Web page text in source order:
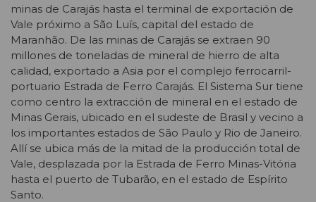
minas de Carajás hasta el terminal de exportación de
Vale próximo a São Luís, capital del estado de
Maranhão. De las minas de Carajás se extraen 90
millones de toneladas de mineral de hierro de alta
calidad, exportado a Asia por el complejo ferrocarril-
portuario Estrada de Ferro Carajás. El Sistema Sur tiene
como centro la extracción de mineral en el estado de
Minas Gerais, ubicado en el sudeste de Brasil y vecino a
los importantes estados de São Paulo y Rio de Janeiro.
Allí se ubica más de la mitad de la producción total de
Vale, desplazada por la Estrada de Ferro Minas-Vitória
hasta el puerto de Tubarão, en el estado de Espírito
Santo.